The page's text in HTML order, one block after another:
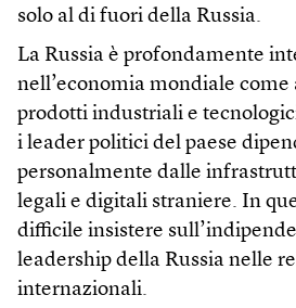
solo al di fuori della Russia.
La Russia è profondamente
nell’economia mondiale
prodotti industriali e
i leader politici del paese
personalmente dalle
legali e digitali straniere. In
difficile insistere
leadership della Russia nelle
internazionali.